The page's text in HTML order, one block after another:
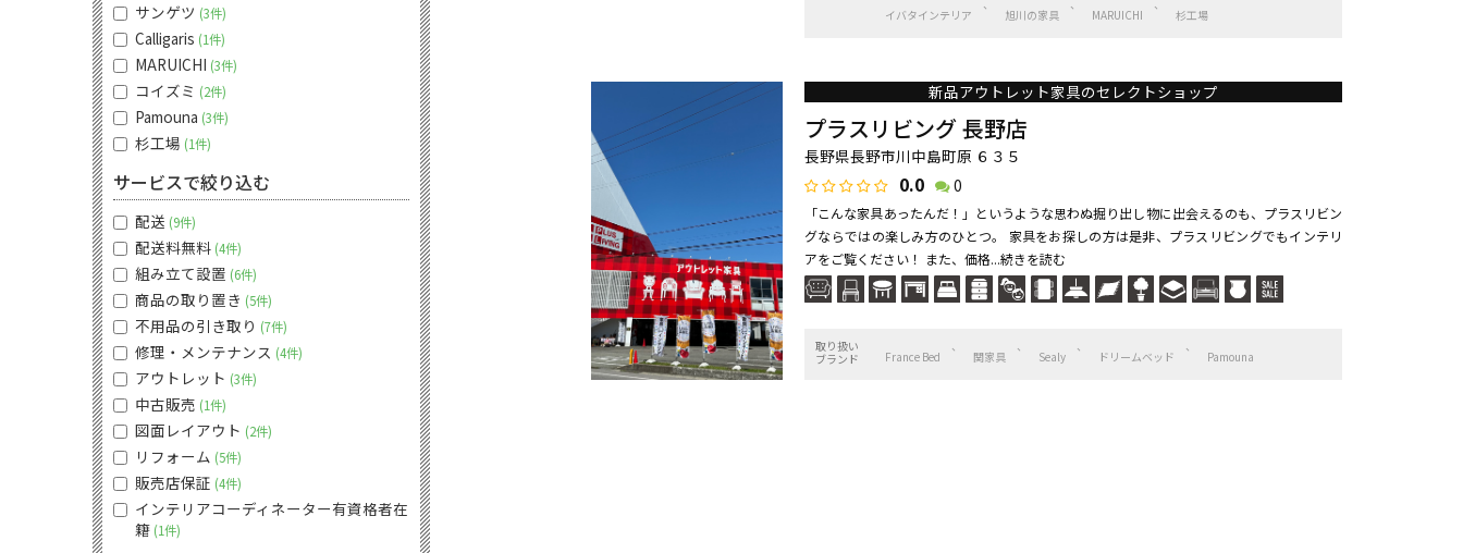
イバタインテリア 旭川の家具 MARUICHI 杉工場
新品アウトレット家具のセレクトショップ
プラスリビング 長野店
長野県長野市川中島町原 ６３５
0.0 0
「こんな家具あったんだ！」というような思わぬ掘り出し物に出会えるのも、プラスリビン
グならではの楽しみ方のひとつ。 家具をお探しの方は是非、プラスリビングでもインテリ
アをご覧ください！ また、価格...続きを読む
取り扱い
ブランド
France Bed 関家具 Sealy ドリームベッド Pamouna
サンゲツ 3件
Calligaris 1件
MARUICHI 3件
コイズミ 2件
Pamouna 3件
杉工場 1件
サービスで絞り込む
配送 9件
配送料無料 4件
組み立て設置 6件
商品の取り置き 5件
不用品の引き取り 7件
修理・メンテナンス 4件
アウトレット 3件
中古販売 1件
図面レイアウト 2件
リフォーム 5件
販売店保証 4件
インテリアコーディネーター有資格者在
籍 1件